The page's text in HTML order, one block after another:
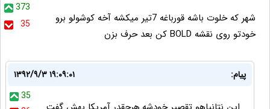
373
35
شهر که خلوت باشه قورباغه 7تیر میکشه آخه کوشولو برو
خودتو روی نقشه BOLD کن بعد حرف بزن
پیام:
۱۳۹۲/۹/۳ ۱۹:۰۹:۰۱
35